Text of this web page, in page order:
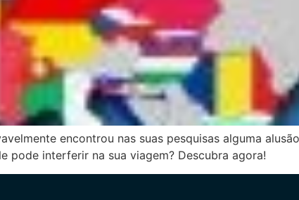
encontrou nas suas pesquisas alguma
pode interferir na sua viagem? Descubra agora!